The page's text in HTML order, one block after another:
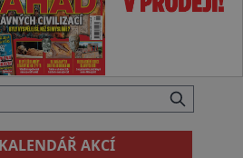
KALENDÁŘ AKCÍ
KALENDÁŘ AKCÍ